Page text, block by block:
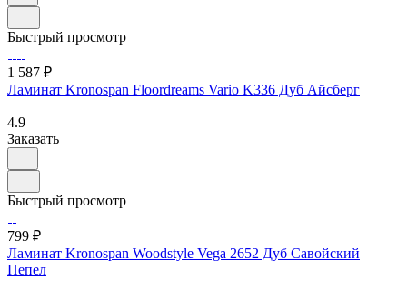
Быстрый просмотр
1 587 ₽
Ламинат Kronospan Floordreams Vario K336 Дуб Айсберг
4.9
Заказать
Быстрый просмотр
799 ₽
Ламинат Kronospan Woodstyle Vega 2652 Дуб Савойский
Пепел